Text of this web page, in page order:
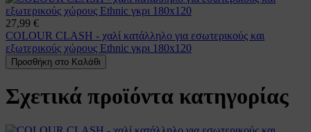
27,99 €
COLOUR CLASH - χαλί κατάλληλο για εσωτερικούς και
εξωτερικούς χώρους Ethnic γκρι 180x120
Προσθήκη στο Καλάθι
Σχετικά προϊόντα κατηγορίας